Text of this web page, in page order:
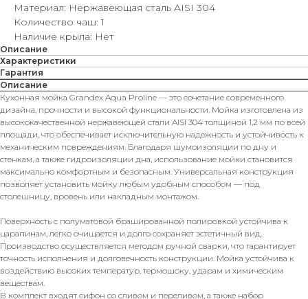
Материал: Нержавеющая сталь AISI 304
Количество чаш: 1
Наличие крыла: Нет
Описание
Характеристики
Гарантия
Описание
Кухонная мойка Grandex Aqua Proline — это сочетание современного
дизайна, прочности и высокой функциональности. Мойка изготовлена из
высококачественной нержавеющей стали AISI 304 толщиной 1,2 мм по всей
площади, что обеспечивает исключительную надежность и устойчивость к
механическим повреждениям. Благодаря шумоизоляции по дну и
стенкам, а также гидроизоляции дна, использование мойки становится
максимально комфортным и безопасным. Универсальная конструкция
позволяет установить мойку любым удобным способом — под
столешницу, вровень или накладным монтажом.
Поверхность с полуматовой брашированной полировкой устойчива к
царапинам, легко очищается и долго сохраняет эстетичный вид.
Производство осуществляется методом ручной сварки, что гарантирует
точность исполнения и долговечность конструкции. Мойка устойчива к
воздействию высоких температур, термошоку, ударам и химическим
веществам.
В комплект входят сифон со сливом и переливом, а также набор